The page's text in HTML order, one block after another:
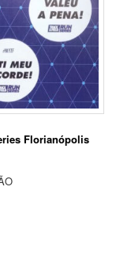
Florianópolis